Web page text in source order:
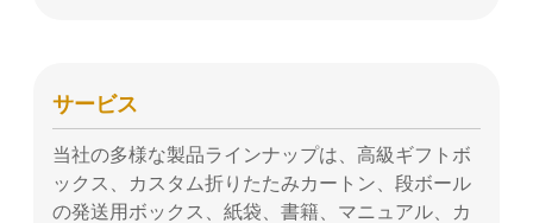
サービス
当社の多様な製品ラインナップは、高級ギフトボ
ックス、カスタム折りたたみカートン、段ボール
の発送用ボックス、紙袋、書籍、マニュアル、カ